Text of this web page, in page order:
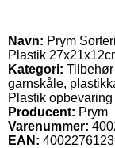
Navn: Prym
Plastik
Kategori: Tilbehør
garnskåle,
Plastik opbevaring
Producent: Prym
Varenummer:
EAN: